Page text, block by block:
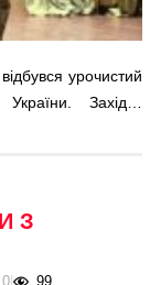
урочистий
Захід…
З
0| 99